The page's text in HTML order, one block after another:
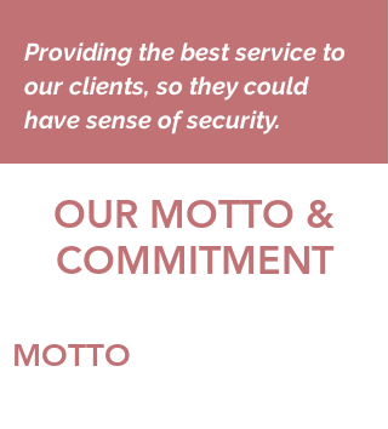
Providing the best service to
our clients, so they could
have sense of security.
OUR MOTTO &
COMMITMENT
MOTTO